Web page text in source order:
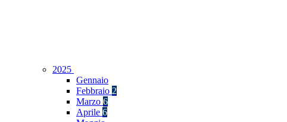
2025
Gennaio
Febbraio 2
Marzo 6
Aprile 6